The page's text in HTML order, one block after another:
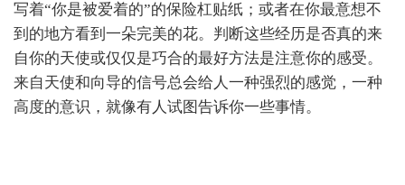
写着“你是被爱着的”的保险杠贴纸；或者在你最意想不
到的地方看到一朵完美的花。判断这些经历是否真的来
自你的天使或仅仅是巧合的最好方法是注意你的感受。
来自天使和向导的信号总会给人一种强烈的感觉，一种
高度的意识，就像有人试图告诉你一些事情。